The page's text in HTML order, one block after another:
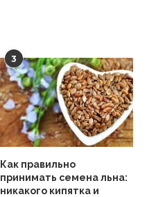
3
Как правильно
принимать семена льна:
никакого кипятка и